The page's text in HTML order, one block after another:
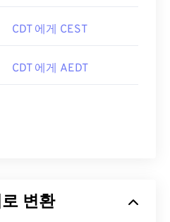
CDT 에게 CEST
CDT 에게 AEDT
변환